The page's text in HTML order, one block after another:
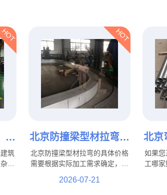
HOT
提
能
筑
建
到
HOT
北京防撞梁型材拉弯多
少钱？影响加工价格的
因素都有哪些？
北京防撞梁型材拉弯的具体价格
需要根据实际加工需求确定，并
费用的因素主要包括材料类型、
2026-07-21
北京
好
管
如果
工哪家
经验